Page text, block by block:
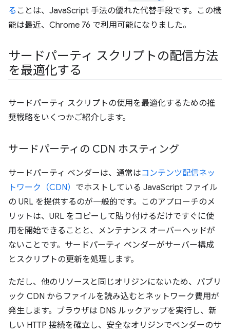
る ことは、JavaScript 手法の優れた代替手段です。この機
能は最近、Chrome 76 で利用可能になりました。
サードパーティ スクリプトの配信方法
を最適化する
サードパーティ スクリプトの使用を最適化するための推
奨戦略をいくつかご紹介します。
サードパーティの CDN ホスティング
サードパーティ ベンダーは、通常はコンテンツ配信ネッ
トワーク（CDN） でホストしている JavaScript ファイル
の URL を提供するのが一般的です。このアプローチのメ
リットは、URL をコピーして貼り付けるだけですぐに使
用を開始できることと、メンテナンス オーバーヘッドが
ないことです。サードパーティ ベンダーがサーバー構成
とスクリプトの更新を処理します。
ただし、他のリソースと同じオリジンにないため、パブリ
ック CDN からファイルを読み込むとネットワーク費用が
発生します。ブラウザは DNS ルックアップを実行し、新
しい HTTP 接続を確立し、安全なオリジンでベンダーのサ